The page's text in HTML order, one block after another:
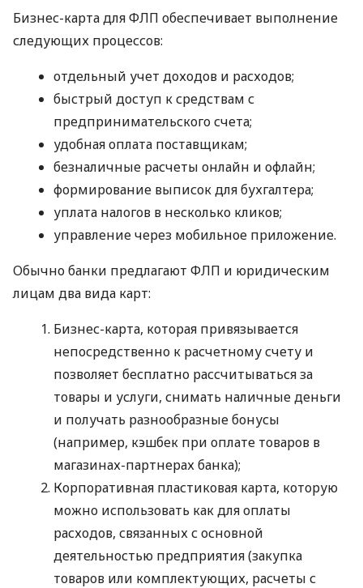
Бизнес-карта для ФЛП обеспечивает выполнение
следующих процессов:
отдельный учет доходов и расходов;
быстрый доступ к средствам с
предпринимательского счета;
удобная оплата поставщикам;
безналичные расчеты онлайн и офлайн;
формирование выписок для бухгалтера;
уплата налогов в несколько кликов;
управление через мобильное приложение.
Обычно банки предлагают ФЛП и юридическим
лицам два вида карт:
Бизнес-карта, которая привязывается
непосредственно к расчетному счету и
позволяет бесплатно рассчитываться за
товары и услуги, снимать наличные деньги
и получать разнообразные бонусы
(например, кэшбек при оплате товаров в
магазинах-партнерах банка);
Корпоративная пластиковая карта, которую
можно использовать как для оплаты
расходов, связанных с основной
деятельностью предприятия (закупка
товаров или комплектующих, расчеты с